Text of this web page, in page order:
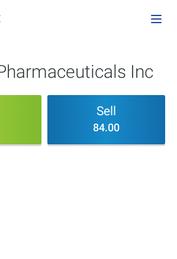
Inc
Sell
84.00